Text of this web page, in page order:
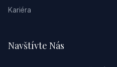
Kariéra
Navštívte Nás